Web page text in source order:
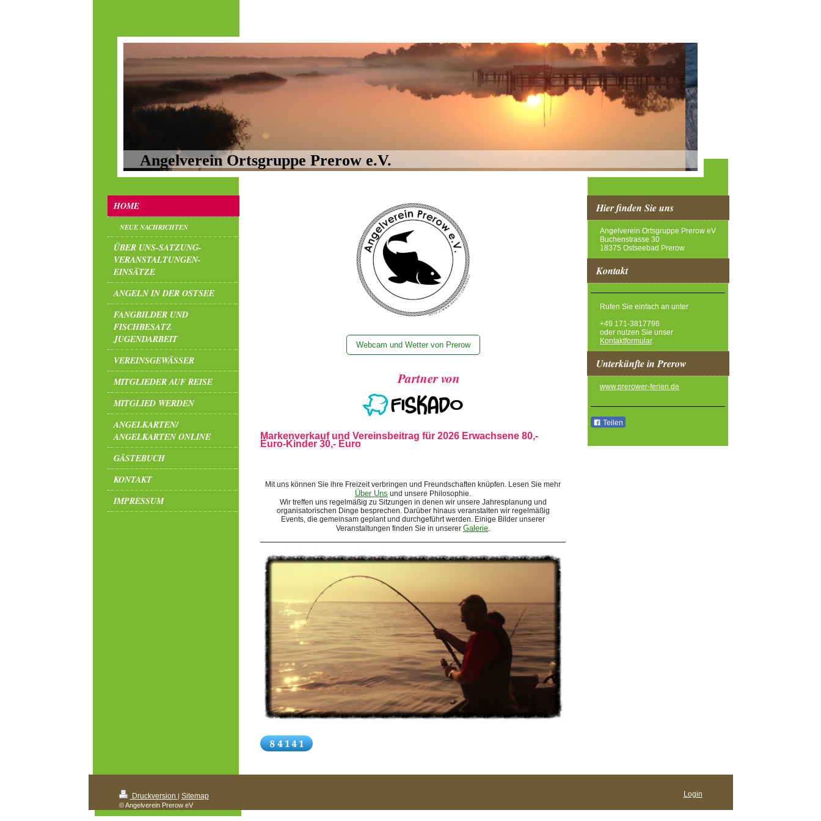
Angelverein Ortsgruppe Prerow e.V.
HOME
NEUE NACHRICHTEN
ÜBER UNS-SATZUNG-
VERANSTALTUNGEN-
EINSÄTZE
ANGELN IN DER OSTSEE
FANGBILDER UND
FISCHBESATZ
JUGENDARBEIT
VEREINSGEWÄSSER
MITGLIEDER AUF REISE
MITGLIED WERDEN
ANGELKARTEN/
ANGELKARTEN ONLINE
GÄSTEBUCH
KONTAKT
IMPRESSUM
Webcam und Wetter von Prerow
Partner von
Markenverkauf und Vereinsbeitrag für 2026 Erwachsene 80,-
Euro-Kinder 30,- Euro
Mit uns können Sie ihre Freizeit verbringen und Freundschaften knüpfen. Lesen Sie mehr
Über Uns und unsere Philosophie.
Wir treffen uns regelmäßig zu Sitzungen in denen wir unsere Jahresplanung und
organisatorischen Dinge besprechen. Darüber hinaus veranstalten wir regelmäßig
Events, die gemeinsam geplant und durchgeführt werden. Einige Bilder unserer
Veranstaltungen finden Sie in unserer Galerie.
Hier finden Sie uns
Angelverein Ortsgruppe Prerow eV
Buchenstrasse 30
18375 Ostseebad Prerow
Kontakt
Rufen Sie einfach an unter
+49 171-3817796
oder nutzen Sie unser
Kontaktformular.
Unterkünfte in Prerow
www.prerower-ferien.de
Teilen
Druckversion | Sitemap
© Angelverein Prerow eV
Login